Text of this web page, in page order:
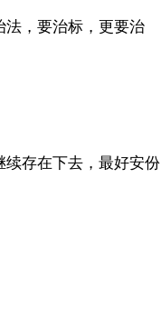
法，要治标，更要治
存在下去，最好安份